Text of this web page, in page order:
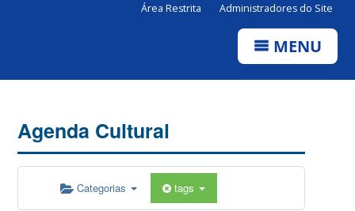
Área Restrita Administradores do Site
MENU
Agenda Cultural
Categorias tags
5:00